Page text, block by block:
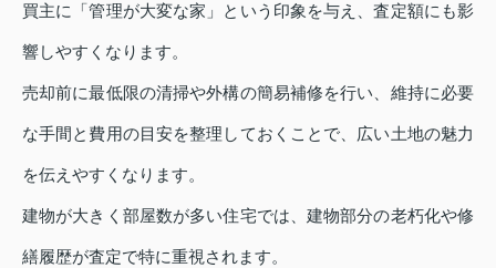
買主に「管理が大変な家」という印象を与え、査定額にも影
響しやすくなります。
売却前に最低限の清掃や外構の簡易補修を行い、維持に必要
な手間と費用の目安を整理しておくことで、広い土地の魅力
を伝えやすくなります。
建物が大きく部屋数が多い住宅では、建物部分の老朽化や修
繕履歴が査定で特に重視されます。